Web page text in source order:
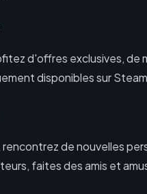
d'offres exclusives,
disponibles sur
de nouvelles
faites des amis et